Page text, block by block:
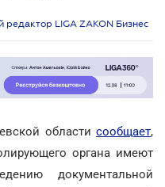
редактор LIGA ZAKON Бизнес
области сообщает,
органа имеют
документальной